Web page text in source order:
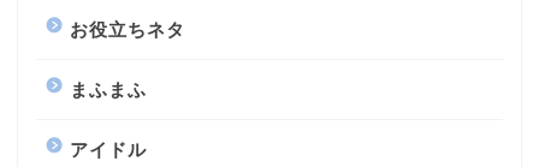
お役立ちネタ
まふまふ
アイドル